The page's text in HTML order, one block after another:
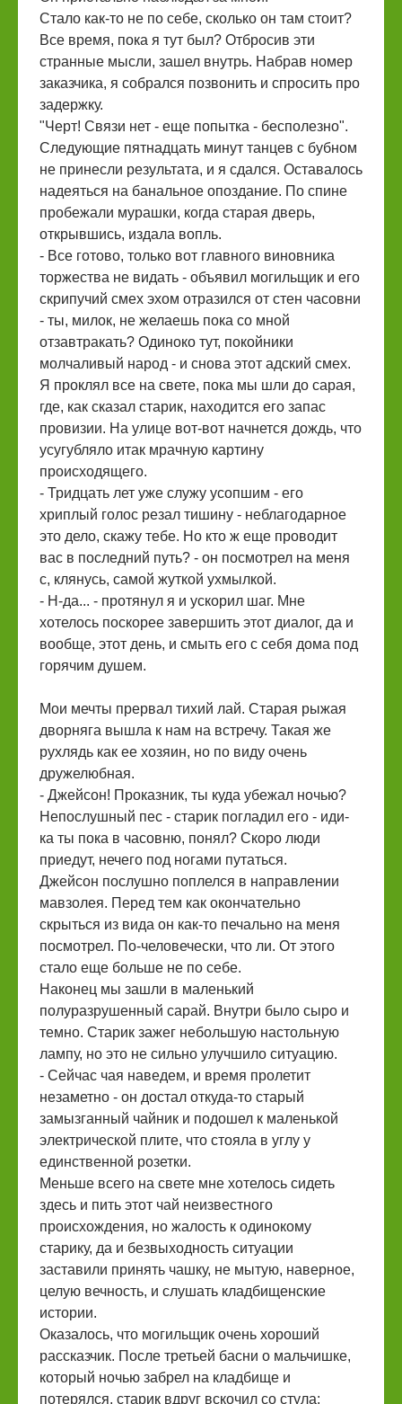
Стало как-то не по себе, сколько он там стоит?
Все время, пока я тут был? Отбросив эти
странные мысли, зашел внутрь. Набрав номер
заказчика, я собрался позвонить и спросить про
задержку.
"Черт! Связи нет - еще попытка - бесполезно".
Следующие пятнадцать минут танцев с бубном
не принесли результата, и я сдался. Оставалось
надеяться на банальное опоздание. По спине
пробежали мурашки, когда старая дверь,
открывшись, издала вопль.
- Все готово, только вот главного виновника
торжества не видать - объявил могильщик и его
скрипучий смех эхом отразился от стен часовни
- ты, милок, не желаешь пока со мной
отзавтракать? Одиноко тут, покойники
молчаливый народ - и снова этот адский смех.
Я проклял все на свете, пока мы шли до сарая,
где, как сказал старик, находится его запас
провизии. На улице вот-вот начнется дождь, что
усугубляло итак мрачную картину
происходящего.
- Тридцать лет уже служу усопшим - его
хриплый голос резал тишину - неблагодарное
это дело, скажу тебе. Но кто ж еще проводит
вас в последний путь? - он посмотрел на меня
с, клянусь, самой жуткой ухмылкой.
- Н-да... - протянул я и ускорил шаг. Мне
хотелось поскорее завершить этот диалог, да и
вообще, этот день, и смыть его с себя дома под
горячим душем.
Мои мечты прервал тихий лай. Старая рыжая
дворняга вышла к нам на встречу. Такая же
рухлядь как ее хозяин, но по виду очень
дружелюбная.
- Джейсон! Проказник, ты куда убежал ночью?
Непослушный пес - старик погладил его - иди-
ка ты пока в часовню, понял? Скоро люди
приедут, нечего под ногами путаться.
Джейсон послушно поплелся в направлении
мавзолея. Перед тем как окончательно
скрыться из вида он как-то печально на меня
посмотрел. По-человечески, что ли. От этого
стало еще больше не по себе.
Наконец мы зашли в маленький
полуразрушенный сарай. Внутри было сыро и
темно. Старик зажег небольшую настольную
лампу, но это не сильно улучшило ситуацию.
- Сейчас чая наведем, и время пролетит
незаметно - он достал откуда-то старый
замызганный чайник и подошел к маленькой
электрической плите, что стояла в углу у
единственной розетки.
Меньше всего на свете мне хотелось сидеть
здесь и пить этот чай неизвестного
происхождения, но жалость к одинокому
старику, да и безвыходность ситуации
заставили принять чашку, не мытую, наверное,
целую вечность, и слушать кладбищенские
истории.
Оказалось, что могильщик очень хороший
рассказчик. После третьей басни о мальчишке,
который ночью забрел на кладбище и
потерялся, старик вдруг вскочил со стула: